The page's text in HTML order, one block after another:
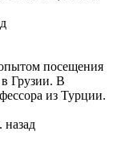
посещения
Грузии. В
из Турции.
назад